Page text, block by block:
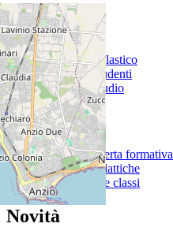
I Servizi
Personale scolastico
Famiglie e studenti
Percorsi di studio
Didattica
Didattica-Offerta formativa
Le schede didattiche
I progetti delle classi
Novità